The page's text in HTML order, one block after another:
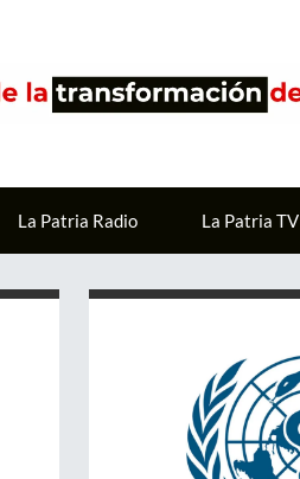
La Patria Radio La Patria TV